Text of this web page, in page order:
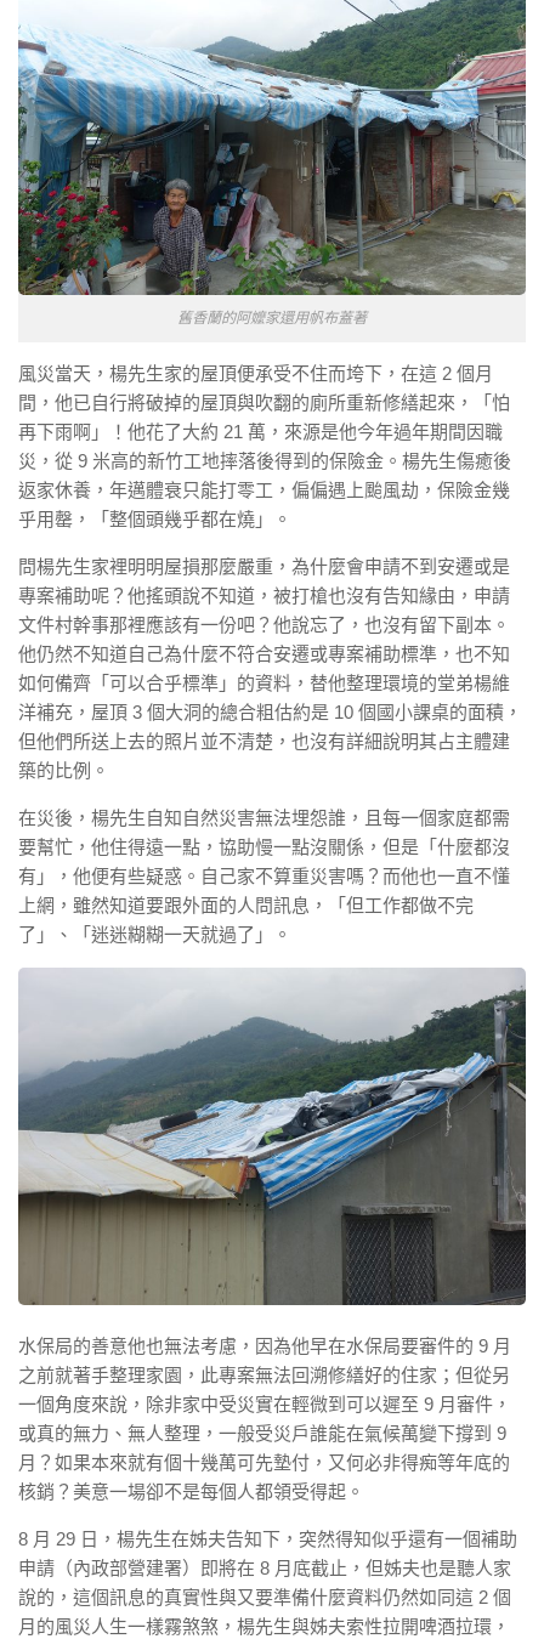
舊香蘭的阿嬤家還用帆布蓋著
風災當天，楊先生家的屋頂便承受不住而垮下，在這 2 個月
間，他已自行將破掉的屋頂與吹翻的廁所重新修繕起來，「怕
再下雨啊」！他花了大約 21 萬，來源是他今年過年期間因職
災，從 9 米高的新竹工地摔落後得到的保險金。楊先生傷癒後
返家休養，年邁體衰只能打零工，偏偏遇上颱風劫，保險金幾
乎用罄，「整個頭幾乎都在燒」。
問楊先生家裡明明屋損那麼嚴重，為什麼會申請不到安遷或是
專案補助呢？他搖頭說不知道，被打槍也沒有告知緣由，申請
文件村幹事那裡應該有一份吧？他說忘了，也沒有留下副本。
他仍然不知道自己為什麼不符合安遷或專案補助標準，也不知
如何備齊「可以合乎標準」的資料，替他整理環境的堂弟楊維
洋補充，屋頂 3 個大洞的總合粗估約是 10 個國小課桌的面積，
但他們所送上去的照片並不清楚，也沒有詳細說明其占主體建
築的比例。
在災後，楊先生自知自然災害無法埋怨誰，且每一個家庭都需
要幫忙，他住得遠一點，協助慢一點沒關係，但是「什麼都沒
有」，他便有些疑惑。自己家不算重災害嗎？而他也一直不懂
上網，雖然知道要跟外面的人問訊息，「但工作都做不完
了」、「迷迷糊糊一天就過了」。
水保局的善意他也無法考慮，因為他早在水保局要審件的 9 月
之前就著手整理家園，此專案無法回溯修繕好的住家；但從另
一個角度來說，除非家中受災實在輕微到可以遲至 9 月審件，
或真的無力、無人整理，一般受災戶誰能在氣候萬變下撐到 9
月？如果本來就有個十幾萬可先墊付，又何必非得痴等年底的
核銷？美意一場卻不是每個人都領受得起。
8 月 29 日，楊先生在姊夫告知下，突然得知似乎還有一個補助
申請（內政部營建署）即將在 8 月底截止，但姊夫也是聽人家
說的，這個訊息的真實性與又要準備什麼資料仍然如同這 2 個
月的風災人生一樣霧煞煞，楊先生與姊夫索性拉開啤酒拉環，